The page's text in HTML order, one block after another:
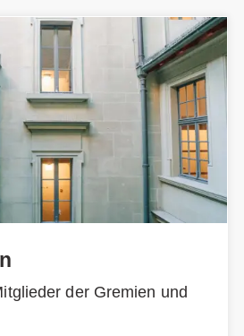
der Gremien und